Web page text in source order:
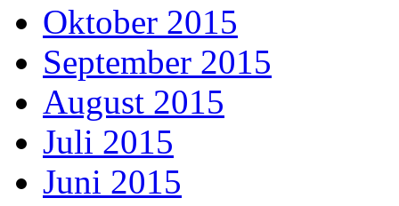
Oktober 2015
September 2015
August 2015
Juli 2015
Juni 2015